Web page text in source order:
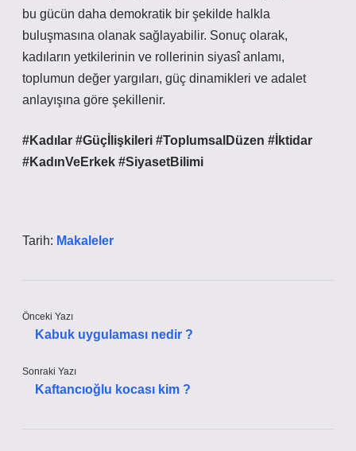
bu gücün daha demokratik bir şekilde halkla
buluşmasına olanak sağlayabilir. Sonuç olarak,
kadıların yetkilerinin ve rollerinin siyasî anlamı,
toplumun değer yargıları, güç dinamikleri ve adalet
anlayışına göre şekillenir.
#Kadılar #Güçİlişkileri #ToplumsalDüzen #İktidar
#KadınVeErkek #SiyasetBilimi
Tarih: Makaleler
Önceki Yazı
Kabuk uygulaması nedir ?
Sonraki Yazı
Kaftancıoğlu kocası kim ?